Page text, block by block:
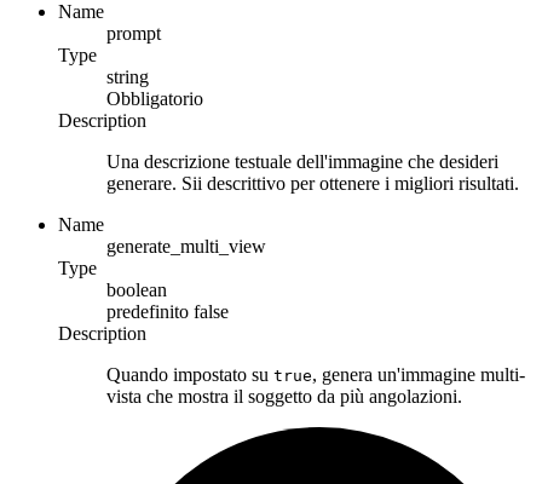
Name
prompt
Type
string
Obbligatorio
Description
Una descrizione testuale dell'immagine che desideri
generare. Sii descrittivo per ottenere i migliori risultati.
Name
generate_multi_view
Type
boolean
predefinito false
Description
Quando impostato su true, genera un'immagine multi-
vista che mostra il soggetto da più angolazioni.